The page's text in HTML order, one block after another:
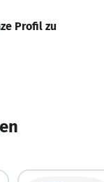
Profil zu